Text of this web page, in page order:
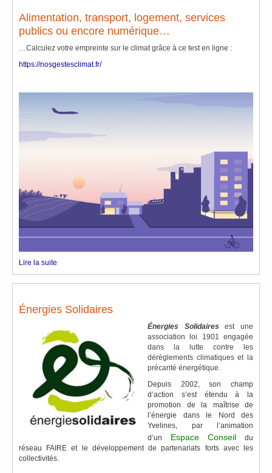
Alimentation, transport, logement, services
publics ou encore numérique…
…Calculez votre empreinte sur le climat grâce à ce test en ligne :
https://nosgestesclimat.fr/
Lire la suite
Énergies Solidaires
Énergies Solidaires est une
association loi 1901 engagée
dans la lutte contre les
dérèglements climatiques et la
précarité énergétique.
Depuis 2002, son champ
d’action s’est étendu à la
promotion de la maîtrise de
l’énergie dans le Nord des
Yvelines, par l’animation
d’un Espace Conseil
du
réseau FAIRE et le développement de partenariats forts avec les
collectivités.